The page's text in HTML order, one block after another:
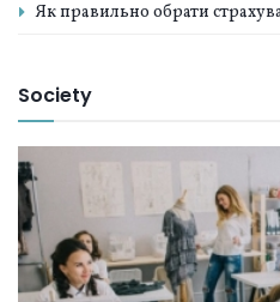
Як правильно обрати
Society